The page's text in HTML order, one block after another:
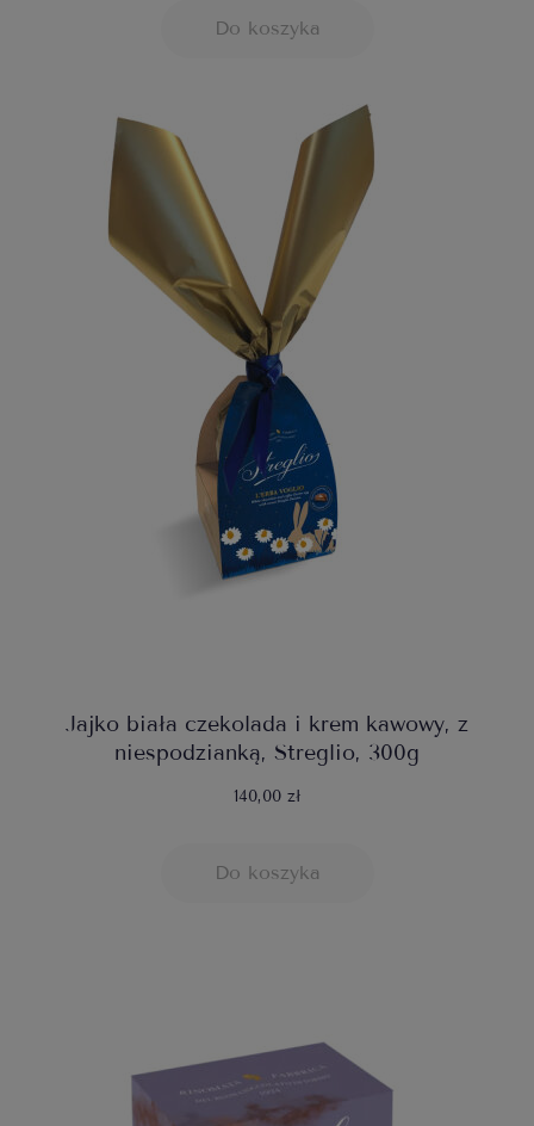
Do koszyka
Jajko biała czekolada i krem kawowy, z
niespodzianką, Streglio, 300g
140,00 zł
Do koszyka